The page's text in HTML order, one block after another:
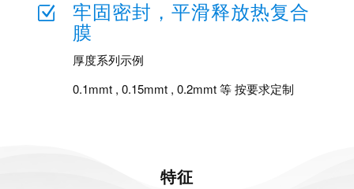
Z
牢固密封，平滑释放热复合
膜
厚度系列示例
0.1mmt , 0.15mmt , 0.2mmt 等 按要求定制
特征